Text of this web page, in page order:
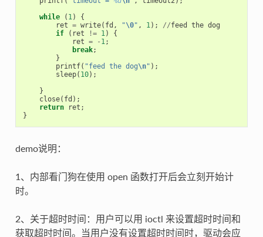
while
( 1 )
{
ret = write( fd , "\0" , 1 ); //feed the dog
if
( ret != 1 )
{
ret = - 1 ;
break;
}
printf( "feed the dog\n" );
sleep( 10);
}
close( fd );
return
ret ;
}
demo说明：
1、内部看门狗在使用 open 函数打开后会立刻开始计
时。
2、关于超时时间：用户可以用 ioctl 来设置超时时间和
获取超时时间。当用户没有设置超时时间时，驱动会应